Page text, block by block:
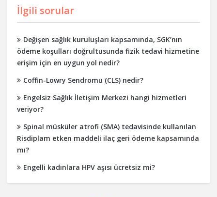
İlgili sorular
Değişen sağlık kuruluşları kapsamında, SGK’nın
ödeme koşulları doğrultusunda fizik tedavi hizmetine
erişim için en uygun yol nedir?
Coffin-Lowry Sendromu (CLS) nedir?
Engelsiz Sağlık İletişim Merkezi hangi hizmetleri
veriyor?
Spinal müsküler atrofi (SMA) tedavisinde kullanılan
Risdiplam etken maddeli ilaç geri ödeme kapsamında
mı?
Engelli kadınlara HPV aşısı ücretsiz mi?